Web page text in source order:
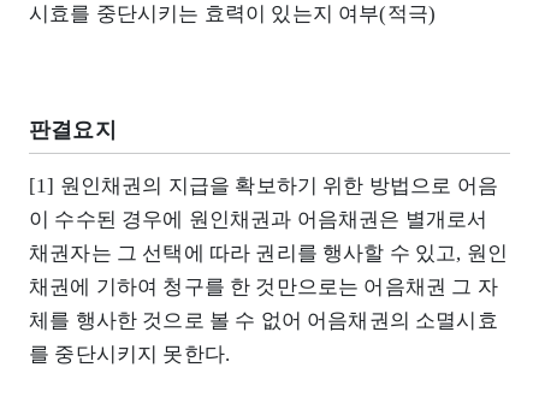
시효를 중단시키는 효력이 있는지 여부(적극)
판결요지
[1] 원인채권의 지급을 확보하기 위한 방법으로 어음
이 수수된 경우에 원인채권과 어음채권은 별개로서
채권자는 그 선택에 따라 권리를 행사할 수 있고, 원인
채권에 기하여 청구를 한 것만으로는 어음채권 그 자
체를 행사한 것으로 볼 수 없어 어음채권의 소멸시효
를 중단시키지 못한다.